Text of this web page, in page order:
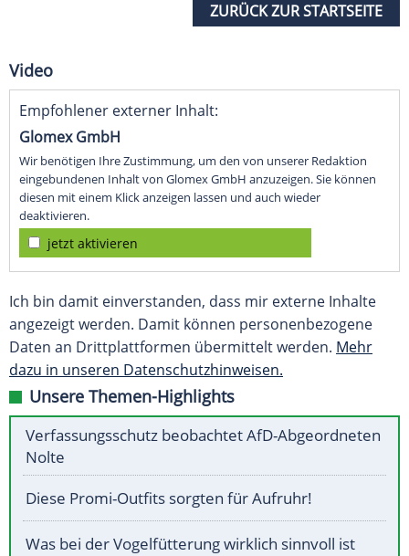
ZURÜCK ZUR STARTSEITE
Video
Empfohlener externer Inhalt:
Glomex GmbH
Wir benötigen Ihre Zustimmung, um den von unserer Redaktion
eingebundenen Inhalt von Glomex GmbH anzuzeigen. Sie können
diesen mit einem Klick anzeigen lassen und auch wieder
deaktivieren.
jetzt aktivieren
Ich bin damit einverstanden, dass mir externe Inhalte
angezeigt werden. Damit können personenbezogene
Daten an Drittplattformen übermittelt werden. Mehr
dazu in unseren Datenschutzhinweisen.
Unsere Themen-Highlights
Verfassungsschutz beobachtet AfD-Abgeordneten
Nolte
Diese Promi-Outfits sorgten für Aufruhr!
Was bei der Vogelfütterung wirklich sinnvoll ist